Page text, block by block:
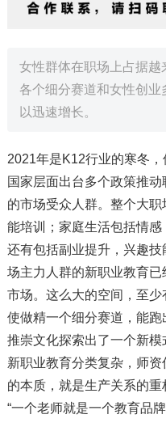
女性群体在职场上占据
各个细分赛道和女性创
以迅速增长。
2021年是K12行业的寒冬
国家层面出台多个政策推
的市场受众人群。整个大
能培训；家庭生活包括情感
还有包括副业提升，兴趣
场主力人群的新职业教育
市场。这么大的空间，至
使做精一个细分赛道，能
推崇文化探索出了一个新模
新职业教育分类复杂，师
的本质，就是生产关系的重
“一个老师就是一个教育品